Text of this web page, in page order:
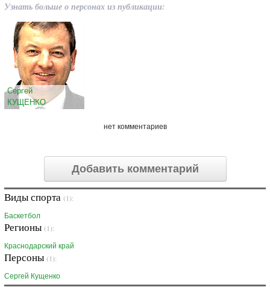
Узнать больше о персонах из публикации:
Сергей
КУЩЕНКО
нет комментариев
Добавить комментарий
Виды спорта (1):
Баскетбол
Регионы (1):
Краснодарский край
Персоны (1):
Сергей Кущенко